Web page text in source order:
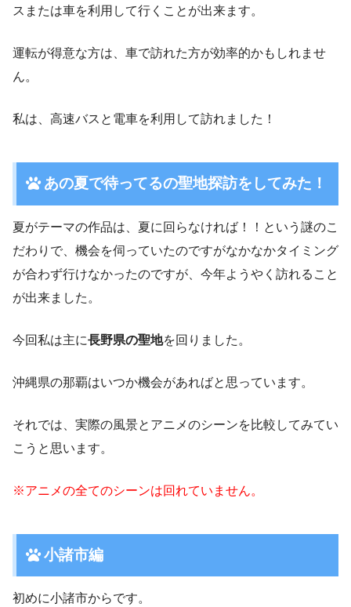
スまたは車を利用して行くことが出来ます。
運転が得意な方は、車で訪れた方が効率的かもしれませ
ん。
私は、高速バスと電車を利用して訪れました！
あの夏で待ってるの聖地探訪をしてみた！
夏がテーマの作品は、夏に回らなければ！！という謎のこ
だわりで、機会を伺っていたのですがなかなかタイミング
が合わず行けなかったのですが、今年ようやく訪れること
が出来ました。
今回私は主に長野県の聖地を回りました。
沖縄県の那覇はいつか機会があればと思っています。
それでは、実際の風景とアニメのシーンを比較してみてい
こうと思います。
※アニメの全てのシーンは回れていません。
小諸市編
初めに小諸市からです。